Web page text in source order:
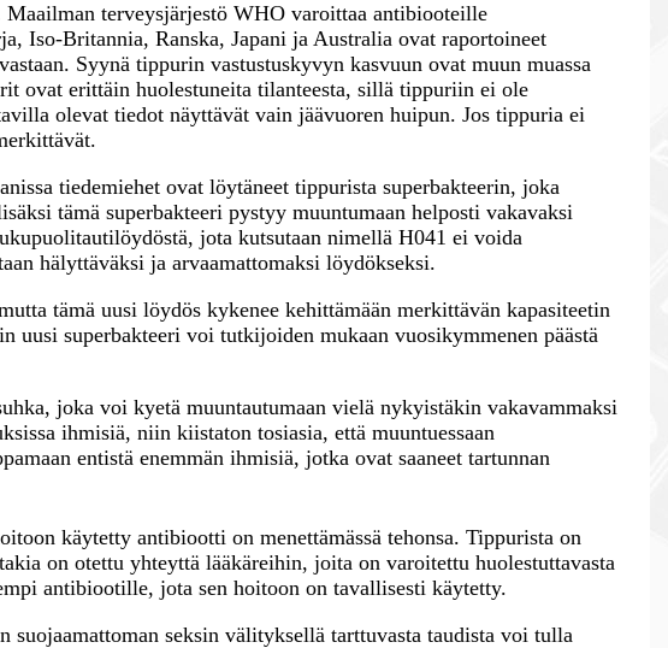
terveysjärjestö WHO varoittaa antibiooteille
Iso-Britannia, Ranska, Japani ja Australia ovat raportoineet
Syynä tippurin vastustuskyvyn kasvuun ovat muun muassa
ovat erittäin huolestuneita tilanteesta, sillä tippuriin ei ole
olevat tiedot näyttävät vain jäävuoren huipun. Jos tippuria ei
tiedemiehet ovat löytäneet tippurista superbakteerin, joka
tämä superbakteeri pystyy muuntumaan helposti vakavaksi
jota kutsutaan nimellä H041 ei voida
hälyttäväksi ja arvaamattomaksi löydökseksi.
tämä uusi löydös kykenee kehittämään merkittävän kapasiteetin
uusi superbakteeri voi tutkijoiden mukaan vuosikymmenen päästä
joka voi kyetä muuntautumaan vielä nykyistäkin vakavammaksi
ihmisiä, niin kiistaton tosiasia, että muuntuessaan
entistä enemmän ihmisiä, jotka ovat saaneet tartunnan
käytetty antibiootti on menettämässä tehonsa. Tippurista on
on otettu yhteyttä lääkäreihin, joita on varoitettu huolestuttavasta
antibiootille, jota sen hoitoon on tavallisesti käytetty.
seksin välityksellä tarttuvasta taudista voi tulla